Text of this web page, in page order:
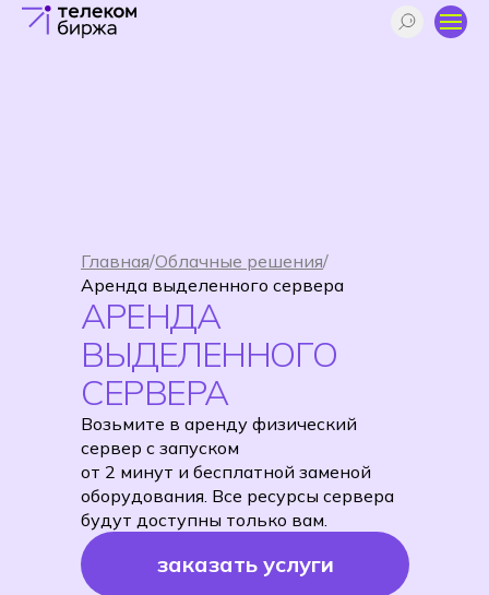
Главная/Облачные решения/
Аренда выделенного сервера
АРЕНДА
ВЫДЕЛЕННОГО
СЕРВЕРА
Возьмите в аренду физический
сервер с запуском
от 2 минут и бесплатной заменой
оборудования. Все ресурсы сервера
будут доступны только вам.
заказать услуги